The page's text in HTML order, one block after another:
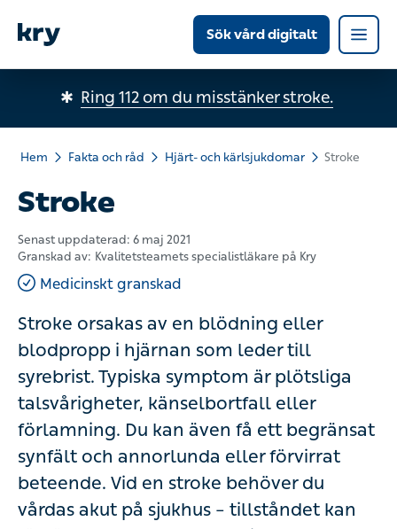
Sök vård digitalt
✱ Ring 112 om du misstänker stroke.
Hem Fakta och råd Hjärt- och kärlsjukdomar Stroke
Stroke
Senast uppdaterad: 6 maj 2021
Granskad av: Kvalitetsteamets specialistläkare på Kry
Medicinskt granskad
Stroke orsakas av en blödning eller
blodpropp i hjärnan som leder till
syrebrist. Typiska symptom är plötsliga
talsvårigheter, känselbortfall eller
förlamning. Du kan även få ett begränsat
synfält och annorlunda eller förvirrat
beteende. Vid en stroke behöver du
vårdas akut på sjukhus – tillståndet kan